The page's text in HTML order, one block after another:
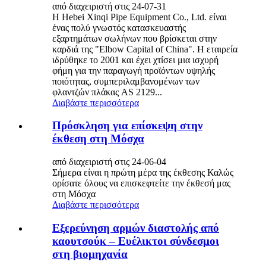
από διαχειριστή στις 24-07-31
Η Hebei Xinqi Pipe Equipment Co., Ltd. είναι
ένας πολύ γνωστός κατασκευαστής
εξαρτημάτων σωλήνων που βρίσκεται στην
καρδιά της "Elbow Capital of China". Η εταιρεία
ιδρύθηκε το 2001 και έχει χτίσει μια ισχυρή
φήμη για την παραγωγή προϊόντων υψηλής
ποιότητας, συμπεριλαμβανομένων των
φλαντζών πλάκας AS 2129...
Διαβάστε περισσότερα
Πρόσκληση για επίσκεψη στην
έκθεση στη Μόσχα
από διαχειριστή στις 24-06-04
Σήμερα είναι η πρώτη μέρα της έκθεσης Καλώς
ορίσατε όλους να επισκεφτείτε την έκθεσή μας
στη Μόσχα
Διαβάστε περισσότερα
Εξερεύνηση αρμών διαστολής από
καουτσούκ – Ευέλικτοι σύνδεσμοι
στη βιομηχανία